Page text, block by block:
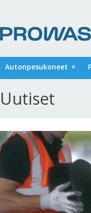
Autonpesukoneet
Uutiset